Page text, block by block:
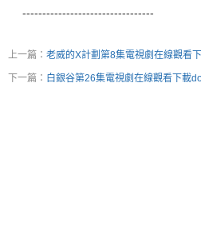
---------------------------------
上一篇： 老威的X計劃第8集電視劇在線觀看
下一篇： 白銀谷第26集電視劇在線觀看下載